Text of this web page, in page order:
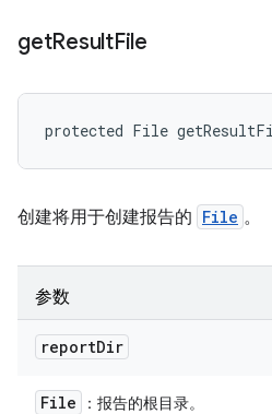
getResultFile
protected File
创建将用于创建报告的 File 。
参数
reportDir
File ：报告的根目录。